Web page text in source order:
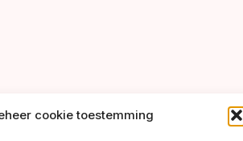
cookie toestemming